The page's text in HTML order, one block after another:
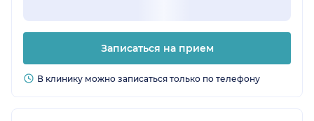
Записаться на прием
В клинику можно записаться только по телефону